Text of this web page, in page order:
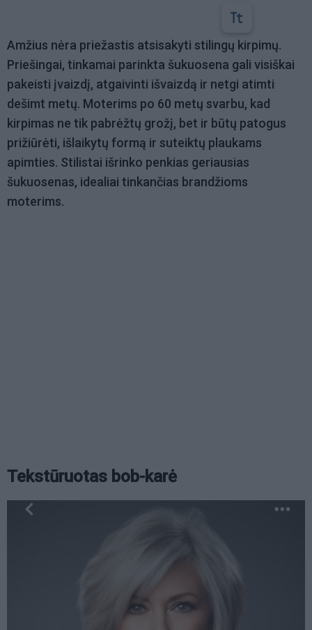
Amžius nėra priežastis atsisakyti stilingų kirpimų.
Priešingai, tinkamai parinkta šukuosena gali visiškai
pakeisti įvaizdį, atgaivinti išvaizdą ir netgi atimti
dešimt metų. Moterims po 60 metų svarbu, kad
kirpimas ne tik pabrėžtų grožį, bet ir būtų patogus
prižiūrėti, išlaikytų formą ir suteiktų plaukams
apimties. Stilistai išrinko penkias geriausias
šukuosenas, idealiai tinkančias brandžioms
moterims.
Tekstūruotas bob-karė